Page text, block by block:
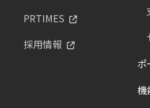
PRTIMES
採用情報
ポ
機